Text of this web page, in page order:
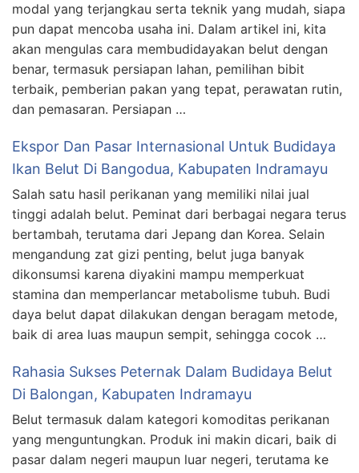
modal yang terjangkau serta teknik yang mudah, siapa
pun dapat mencoba usaha ini. Dalam artikel ini, kita
akan mengulas cara membudidayakan belut dengan
benar, termasuk persiapan lahan, pemilihan bibit
terbaik, pemberian pakan yang tepat, perawatan rutin,
dan pemasaran. Persiapan …
Ekspor Dan Pasar Internasional Untuk Budidaya
Ikan Belut Di Bangodua, Kabupaten Indramayu
Salah satu hasil perikanan yang memiliki nilai jual
tinggi adalah belut. Peminat dari berbagai negara terus
bertambah, terutama dari Jepang dan Korea. Selain
mengandung zat gizi penting, belut juga banyak
dikonsumsi karena diyakini mampu memperkuat
stamina dan memperlancar metabolisme tubuh. Budi
daya belut dapat dilakukan dengan beragam metode,
baik di area luas maupun sempit, sehingga cocok …
Rahasia Sukses Peternak Dalam Budidaya Belut
Di Balongan, Kabupaten Indramayu
Belut termasuk dalam kategori komoditas perikanan
yang menguntungkan. Produk ini makin dicari, baik di
pasar dalam negeri maupun luar negeri, terutama ke